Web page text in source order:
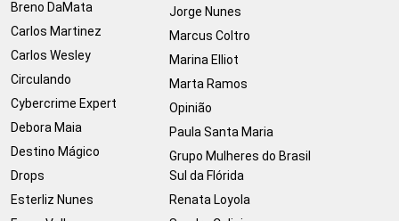
Breno DaMata
Carlos Martinez
Carlos Wesley
Circulando
Cybercrime Expert
Debora Maia
Destino Mágico
Drops
Esterliz Nunes
Jorge Nunes
Marcus Coltro
Marina Elliot
Marta Ramos
Opinião
Paula Santa Maria
Grupo Mulheres do Brasil
Sul da Flórida
Renata Loyola